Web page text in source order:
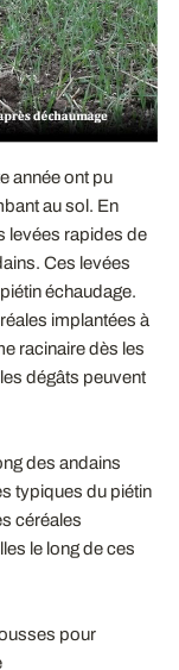
année ont pu
au sol. En
levées rapides de
Ces levées
échaudage.
implantées à
racinaire dès les
dégâts peuvent
des andains
typiques du piétin
céréales
le long de ces
pour